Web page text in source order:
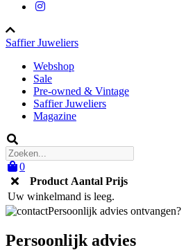
Saffier Juweliers
Webshop
Sale
Pre-owned & Vintage
Saffier Juweliers
Magazine
0
Product Aantal Prijs
Uw winkelmand is leeg.
Persoonlijk advies ontvangen?
Persoonlijk advies